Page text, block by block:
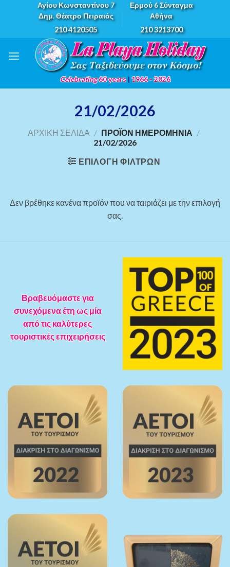
Αγίου Κωνσταντίνου 7
Δημ. Θέατρο Πειραιάς
210 4120505
Ερμού 6 Σύνταγμα
Αθήνα
210 3213700
Celebrating60 years | 1966 - 2026
21/02/2026
ΑΡΧΙΚΉ ΣΕΛΊΔΑ / ΠΡΟΪΌΝ ΗΜΕΡΟΜΗΝΊΑ /
21/02/2026
ΕΠΙΛΟΓΉ ΦΊΛΤΡΩΝ
Δεν βρέθηκε κανένα προϊόν που να ταιριάζει με την επιλογή
σας.
Βραβευόμαστε για
συνεχόμενα έτη ως μία
από τις καλύτερες
τουριστικές επιχειρήσεις